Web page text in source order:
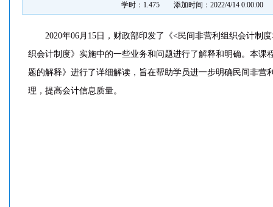
学时：1.475 添加时间：2022/4/14 0:00:00
2020年06月15日，财政部印发了《<民间非营利组织会计制
织会计制度》实施中的一些业务和问题进行了解释和明确。本课
题的解释》进行了详细解读，旨在帮助学员进一步明确民间非营
理，提高会计信息质量。